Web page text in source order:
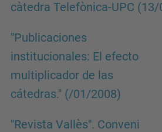
càtedra Telefònica-UPC
"Publicaciones
institucionales: El efecto
multiplicador de las
cátedras." (/01/2008)
"Revista Vallès". Conveni